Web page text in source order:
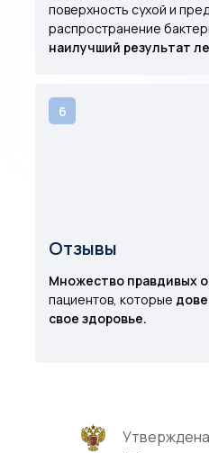
поверхность сухой и
распространение
наилучший результат
6
Отзывы
Множество правдивых
пациентов, которые
свое здоровье.